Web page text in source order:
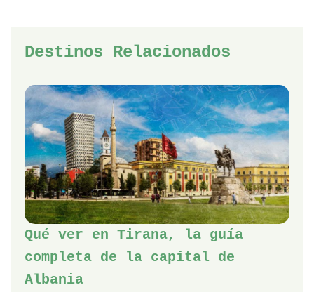
Destinos Relacionados
Qué ver en Tirana, la guía
completa de la capital de
Albania